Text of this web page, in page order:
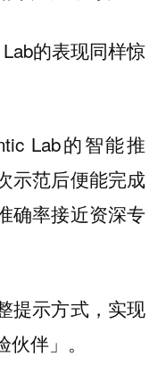
的表现同样惊
Lab的智能推
示范后便能完成
确率接近资深专
提示方式，实现
伴」。